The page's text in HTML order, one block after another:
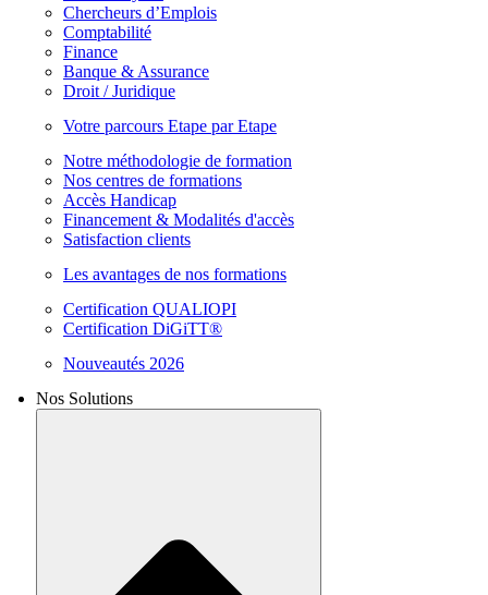
Chercheurs d’Emplois
Comptabilité
Finance
Banque & Assurance
Droit / Juridique
Votre parcours Etape par Etape
Notre méthodologie de formation
Nos centres de formations
Accès Handicap
Financement & Modalités d'accès
Satisfaction clients
Les avantages de nos formations
Certification QUALIOPI
Certification DiGiTT®
Nouveautés 2026
Nos Solutions